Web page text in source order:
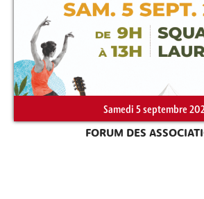
Samedi 5 septembre
FORUM DES